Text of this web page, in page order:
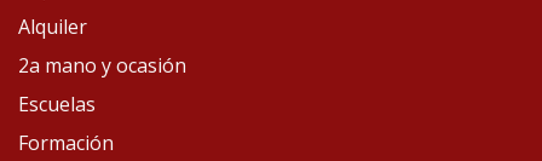
Alquiler
2a mano y ocasión
Escuelas
Formación